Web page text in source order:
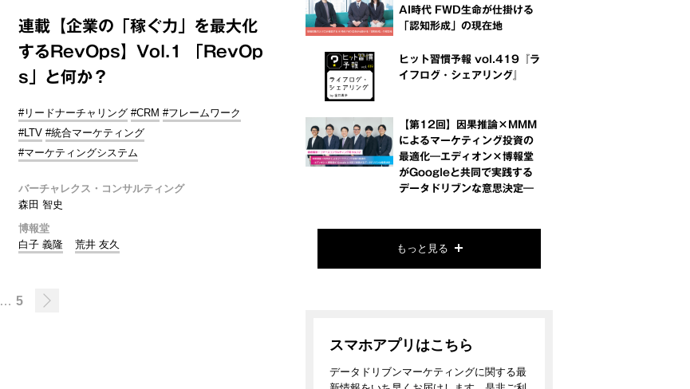
連載【企業の「稼ぐ力」を最大化
するRevOps】Vol.1 「RevOp
s」と何か？
#リードナーチャリング #CRM #フレームワーク
#LTV #統合マーケティング
#マーケティングシステム
バーチャレクス・コンサルティング
森田 智史
博報堂
白子 義隆
荒井 友久
… 5
AI時代 FWD生命が仕掛ける
「認知形成」の現在地
ヒット習慣予報 vol.419『ラ
イフログ・シェアリング』
【第12回】因果推論×MMM
によるマーケティング投資の
最適化―エディオン×博報堂
がGoogleと共同で実践する
データドリブンな意思決定―
もっと見る
スマホアプリはこちら
データドリブンマーケティングに関する最